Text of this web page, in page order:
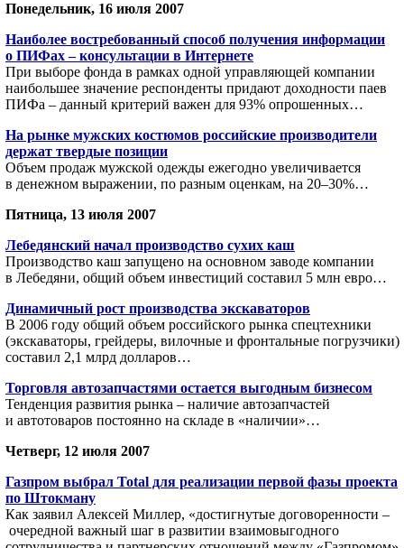
Понедельник, 16 июля 2007
Наиболее востребованный способ получения информации
о ПИФах – консультации в Интернете
При выборе фонда в рамках одной управляющей компании
наибольшее значение респонденты придают доходности паев
ПИФа – данный критерий важен для 93% опрошенных…
На рынке мужских костюмов российские производители
держат твердые позиции
Объем продаж мужской одежды ежегодно увеличивается
в денежном выражении, по разным оценкам, на 20–30%…
Пятница, 13 июля 2007
Лебедянский начал производство сухих каш
Производство каш запущено на основном заводе компании
в Лебедяни, общий объем инвестиций составил 5 млн евро…
Динамичный рост производства экскаваторов
В 2006 году общий объем российского рынка спецтехники
(экскаваторы, грейдеры, вилочные и фронтальные погрузчики)
составил 2,1 млрд долларов…
Торговля автозапчастями остается выгодным бизнесом
Тенденция развития рынка – наличие автозапчастей
и автотоваров постоянно на складе в «наличии»…
Четверг, 12 июля 2007
Газпром выбрал Total для реализации первой фазы проекта
по Штокману
Как заявил Алексей Миллер, «достигнутые договоренности –
очередной важный шаг в развитии взаимовыгодного